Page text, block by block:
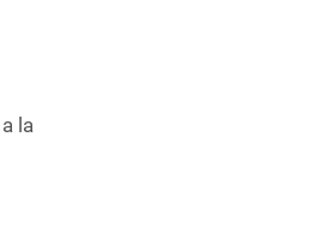
la